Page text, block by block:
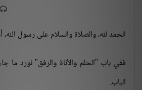
الحمد لله، والصلاة والسلام على رسول الله،
ففي باب "الحلم والأناة والرفق" نورد ما
الباب.